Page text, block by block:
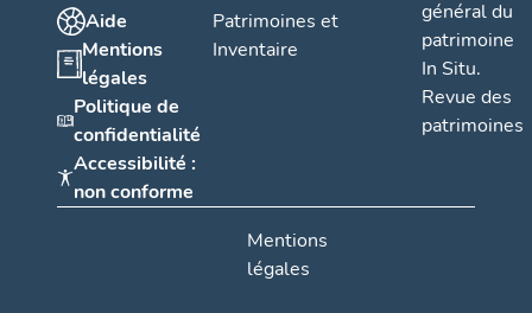
Aide
Mentions
légales
Politique de
confidentialité
Accessibilité :
non conforme
Patrimoines et
Inventaire
général du
patrimoine
In Situ.
Revue des
patrimoines
Mentions
légales